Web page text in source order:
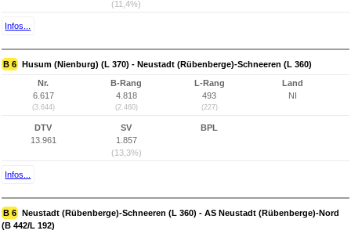
(11,4%)
Infos...
B 6 Husum (Nienburg) (L 370) - Neustadt (Rübenberge)-Schneeren (L 360)
Nr.
6.617
(3.644)
B-Rang
4.818
(2.460)
L-Rang
493
(227)
Land
NI
DTV
13.961
SV
1.857
(13,3%)
BPL
Infos...
B 6 Neustadt (Rübenberge)-Schneeren (L 360) - AS Neustadt (Rübenberge)-Nord
(B 442/L 192)